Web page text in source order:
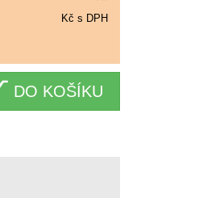
DO KOŠÍKU
Kč s DPH